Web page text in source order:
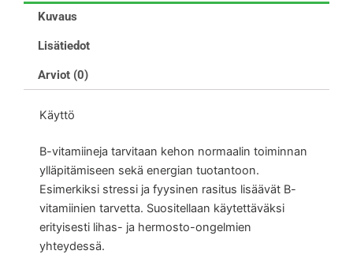
Kuvaus
Lisätiedot
Arviot (0)
Käyttö
B-vitamiineja tarvitaan kehon normaalin toiminnan
ylläpitämiseen sekä energian tuotantoon.
Esimerkiksi stressi ja fyysinen rasitus lisäävät B-
vitamiinien tarvetta. Suositellaan käytettäväksi
erityisesti lihas- ja hermosto-ongelmien
yhteydessä.